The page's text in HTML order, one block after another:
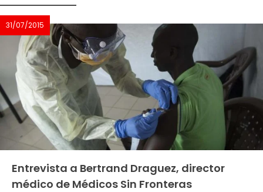
31/07/2015
Entrevista a Bertrand Draguez, director
médico de Médicos Sin Fronteras